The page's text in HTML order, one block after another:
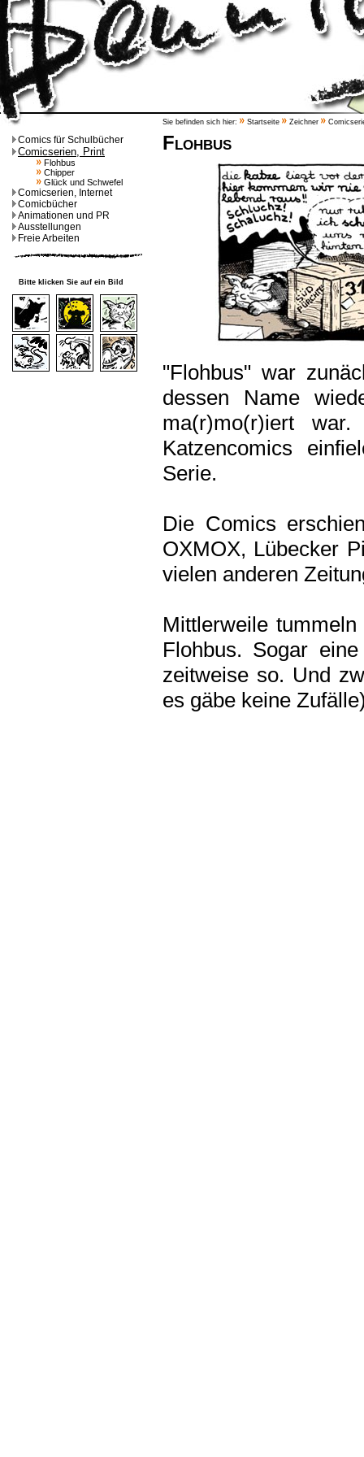
Comics für Schulbücher
Comicserien, Print
Flohbus
Chipper
Glück und Schwefel
Comicserien, Internet
Comicbücher
Animationen und PR
Ausstellungen
Freie Arbeiten
Bitte klicken Sie auf ein Bild
Sie befinden sich hier: Startseite Zeichner
Flohbus
"Flohbus" war
dessen Name
ma(r)mo(r)iert
Katzencomics
Serie.
Die Comics
OXMOX, Lübecker
vielen anderen
Mittlerweile
Flohbus. Sogar
zeitweise so. Und
es gäbe keine